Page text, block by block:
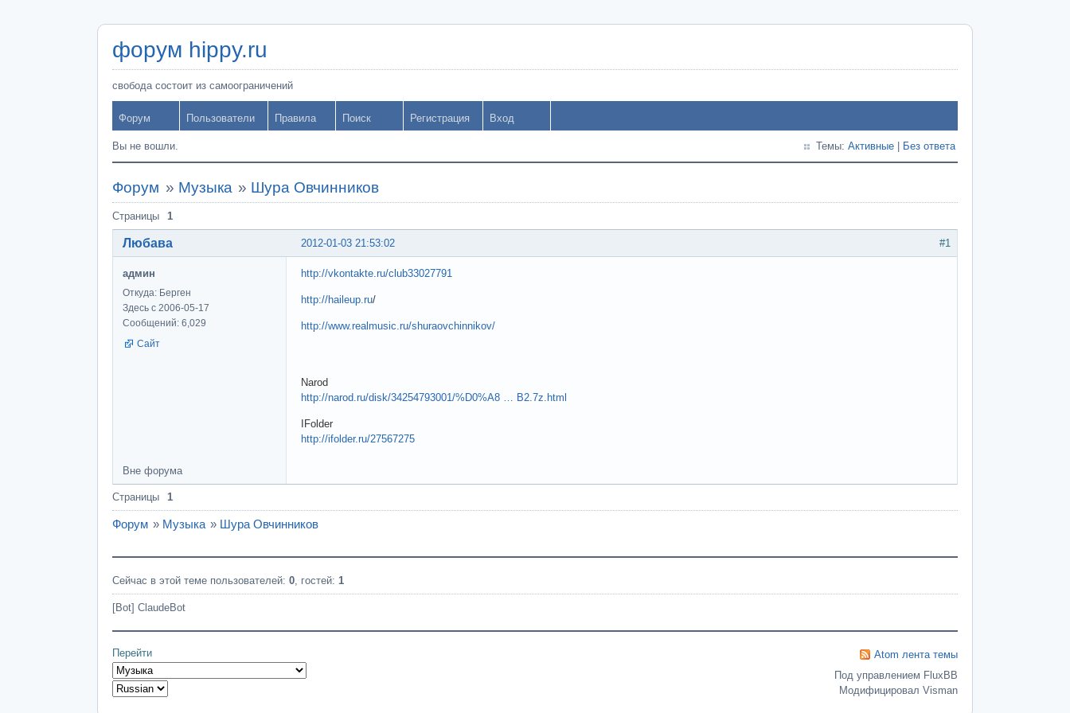
форум hippy.ru
свобода состоит из самоограничений
Форум Пользователи Правила Поиск Регистрация Вход
Вы не вошли. Темы: Активные Без ответа
Форум » Музыка » Шура Овчинников
Страницы 1
#1
2012-01-03 21:53:02
Любава
админ
Откуда: Берген
Здесь с 2006-05-17
Сообщений: 6,029
Сайт
http://vkontakte.ru/club33027791
http://haileup.ru/
http://www.realmusic.ru/shuraovchinnikov/
Narod
http://narod.ru/disk/34254793001/%D0%A8 … B2.7z.html
IFolder
http://ifolder.ru/27567275
Вне форума
Страницы 1
Форум » Музыка » Шура Овчинников
Сейчас в этой теме пользователей: 0 , гостей: 1
[Bot] ClaudeBot
Перейти
Atom лента темы
Под управлением FluxBB
Модифицировал Visman